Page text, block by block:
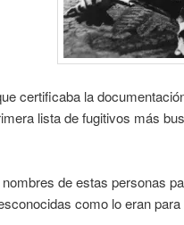
certificaba la
lista de fugitivos más
de estas personas
como lo eran